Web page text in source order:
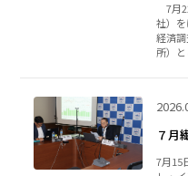
7月
社）
経済
所）
７月
7月15